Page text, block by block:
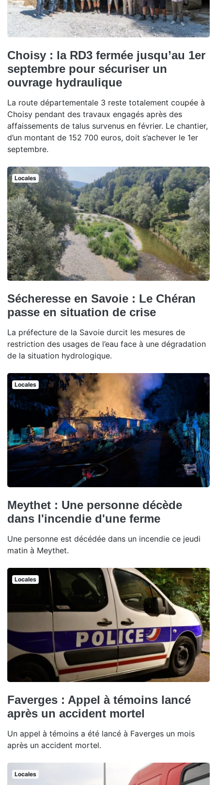
Choisy : la RD3 fermée jusqu’au 1er
septembre pour sécuriser un
ouvrage hydraulique
La route départementale 3 reste totalement coupée à
Choisy pendant des travaux engagés après des
affaissements de talus survenus en février. Le chantier,
d’un montant de 152 700 euros, doit s’achever le 1er
septembre.
Locales
Sécheresse en Savoie : Le Chéran
passe en situation de crise
La préfecture de la Savoie durcit les mesures de
restriction des usages de l’eau face à une dégradation
de la situation hydrologique.
Locales
Meythet : Une personne décède
dans l'incendie d'une ferme
Une personne est décédée dans un incendie ce jeudi
matin à Meythet.
Locales
Faverges : Appel à témoins lancé
après un accident mortel
Un appel à témoins a été lancé à Faverges un mois
après un accident mortel.
Locales